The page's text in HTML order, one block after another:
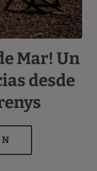
Mar! Un
desde